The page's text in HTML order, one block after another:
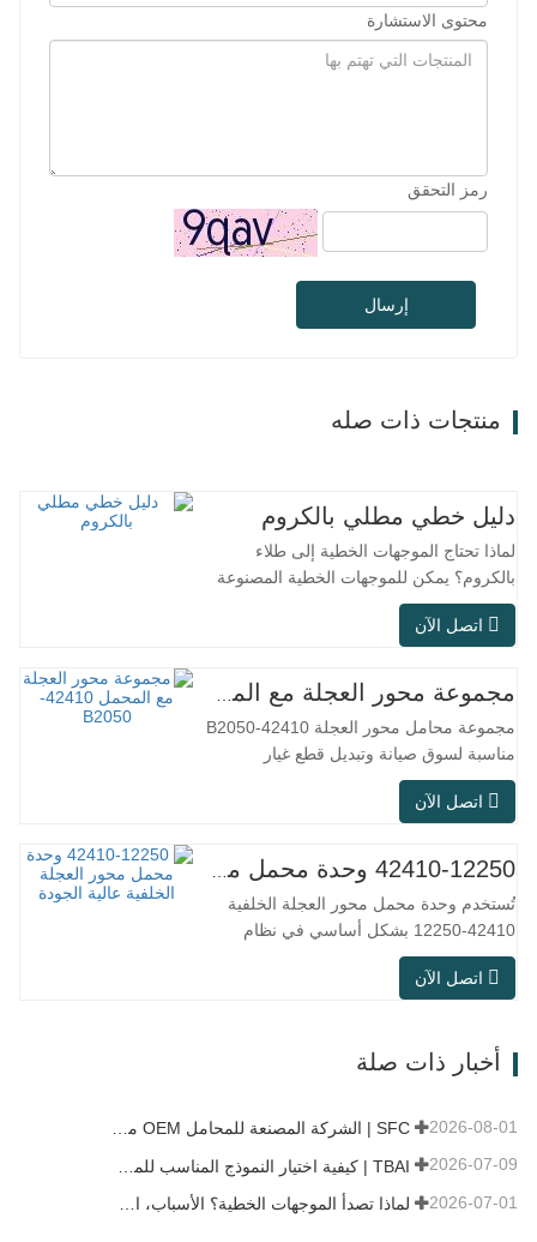
محتوى الاستشارة
رمز التحقق
إرسال
منتجات ذات صله
دليل خطي مطلي بالكروم
لماذا تحتاج الموجهات الخطية إلى طلاء
بالكروم؟ يمكن للموجهات الخطية المصنوعة
من الفولاذ العادي تلبية الاحتياجات التشغيلية
الأساسية في البيئات الجافة الداخلية
العملي مثل معدات الأتمتة، وآلات الأدوات
الدقيقة، والمعدات الخارجية، وورش المعالجة
الرطبة، وظروف العمل…
اتصل الآن
مجموعة محور العجلة مع المحمل 42410-B2050
مجموعة محامل محور العجلة 42410-B2050
مناسبة لسوق صيانة وتبديل قطع غيار
السيارات بعد البيع، وتلبي متطلبات الاستخدام
في التنقل اليومي، والقيادة لمسافات طويلة،
القطعة الأصلية (OEM). لا.آخرون. تطبيق
إتش-882…
اتصل الآن
42410-12250 وحدة محمل محور العجلة الخلفية عالية الجودة
تُستخدم وحدة محمل محور العجلة الخلفية
42410-12250 بشكل أساسي في نظام
المحور الخلفي للسيارات اليابانية، وهي وحدة
متكاملة تجمع بين المحامل والشفاه وهيكل
وسرعة الصيانة، كما أنه مناسب للصيانة
اتصل الآن
أخبار ذات صلة
SFC | الشركة المصنعة للمحامل OEM مقابل شركة التجارة 2026-08-01
2026-07-09
2026-07-01